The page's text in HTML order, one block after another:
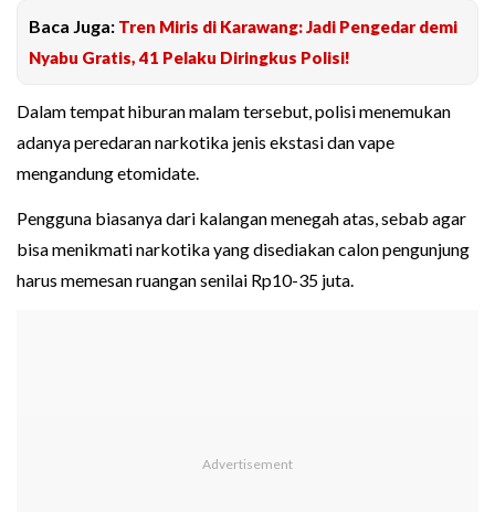
Baca Juga: Tren Miris di Karawang: Jadi Pengedar demi
Nyabu Gratis, 41 Pelaku Diringkus Polisi!
Dalam tempat hiburan malam tersebut, polisi menemukan
adanya peredaran narkotika jenis ekstasi dan vape
mengandung etomidate.
Pengguna biasanya dari kalangan menegah atas, sebab agar
bisa menikmati narkotika yang disediakan calon pengunjung
harus memesan ruangan senilai Rp10-35 juta.